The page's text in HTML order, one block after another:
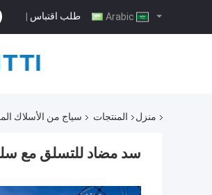
طلب اقتباس |
منزل المنتجات سياج من الأسلاك
سد مضاد للتسلق مع